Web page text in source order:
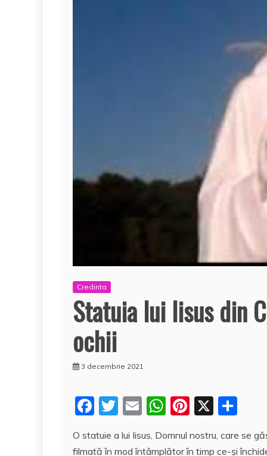
Credinta
Statuia lui Iisus din
ochii
3 decembrie 2021
F
c
T
itt
E
ai
W
at
Pi
er
X
rt
O statuie a lui Iisus, Domnul nostru, care se
filmată în mod întâmplător în timp ce-şi